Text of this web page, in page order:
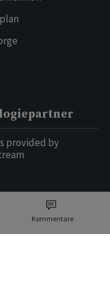
Kommentare
provided by